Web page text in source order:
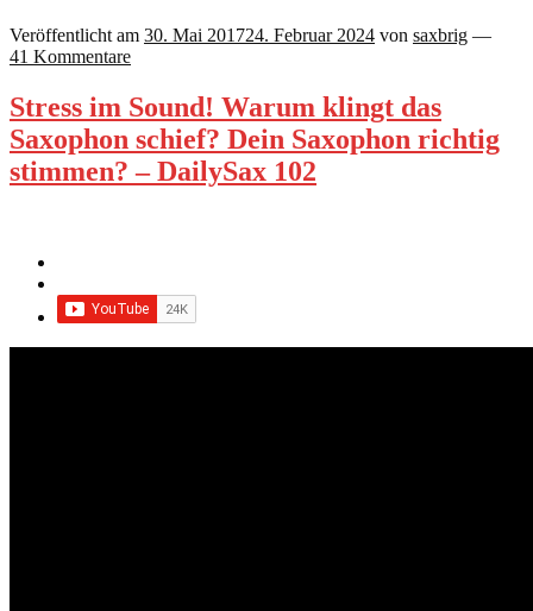
Veröffentlicht am 30. Mai 201724. Februar 2024 von saxbrig —
41 Kommentare
Stress im Sound! Warum klingt das
Saxophon schief? Dein Saxophon richtig
stimmen? – DailySax 102